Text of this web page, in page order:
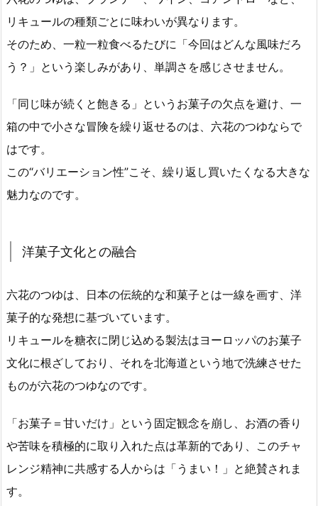
リキュールの種類ごとに味わいが異なります。
そのため、一粒一粒食べるたびに「今回はどんな風味だろ
う？」という楽しみがあり、単調さを感じさせません。
「同じ味が続くと飽きる」というお菓子の欠点を避け、一
箱の中で小さな冒険を繰り返せるのは、六花のつゆならで
はです。
この“バリエーション性”こそ、繰り返し買いたくなる大きな
魅力なのです。
洋菓子文化との融合
六花のつゆは、日本の伝統的な和菓子とは一線を画す、洋
菓子的な発想に基づいています。
リキュールを糖衣に閉じ込める製法はヨーロッパのお菓子
文化に根ざしており、それを北海道という地で洗練させた
ものが六花のつゆなのです。
「お菓子＝甘いだけ」という固定観念を崩し、お酒の香り
や苦味を積極的に取り入れた点は革新的であり、このチャ
レンジ精神に共感する人からは「うまい！」と絶賛されま
す。